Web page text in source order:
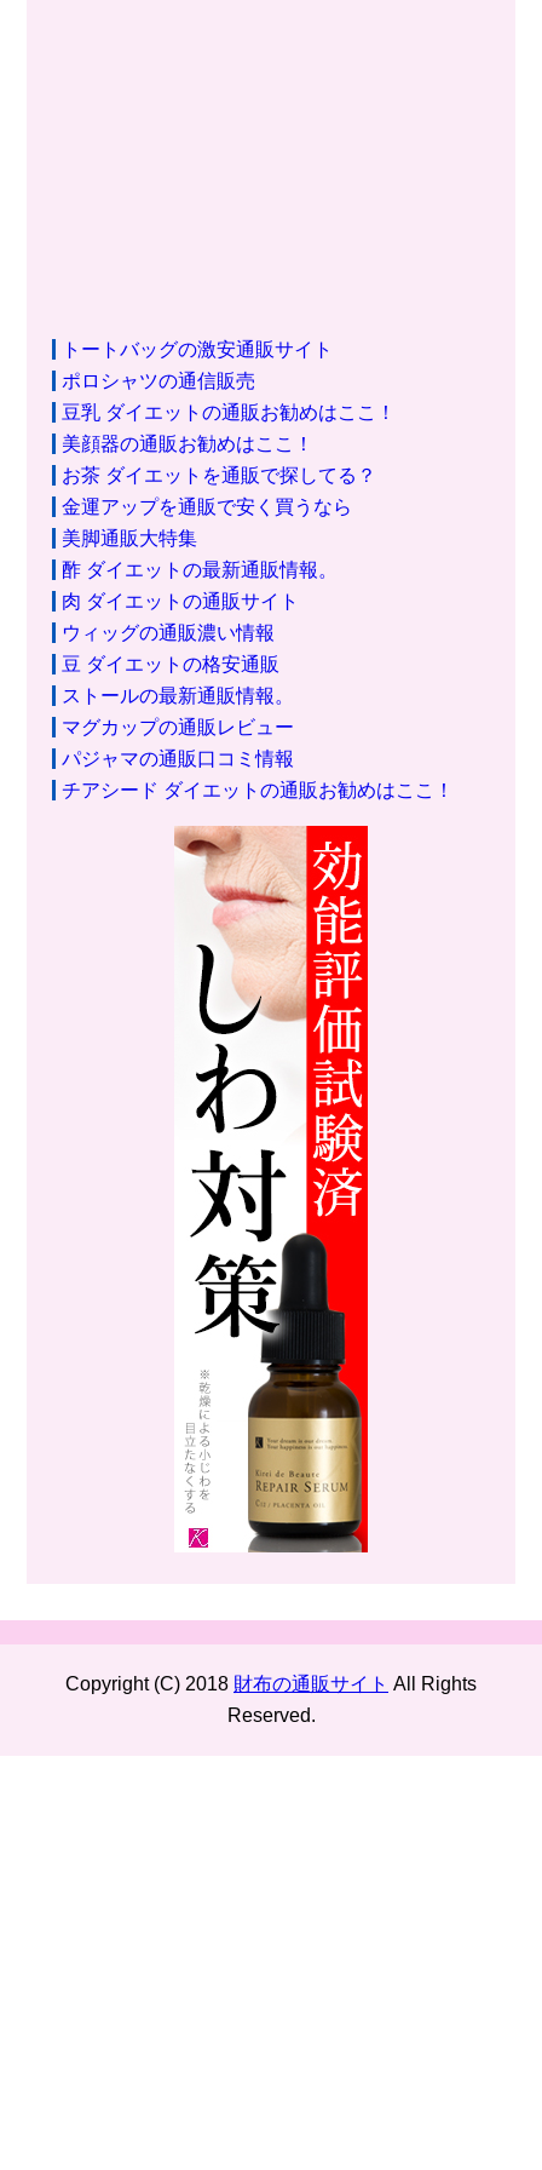
トートバッグの激安通販サイト
ポロシャツの通信販売
豆乳 ダイエットの通販お勧めはここ！
美顔器の通販お勧めはここ！
お茶 ダイエットを通販で探してる？
金運アップを通販で安く買うなら
美脚通販大特集
酢 ダイエットの最新通販情報。
肉 ダイエットの通販サイト
ウィッグの通販濃い情報
豆 ダイエットの格安通販
ストールの最新通販情報。
マグカップの通販レビュー
パジャマの通販口コミ情報
チアシード ダイエットの通販お勧めはここ！
Copyright (C) 2018 財布の通販サイト All Rights
Reserved.